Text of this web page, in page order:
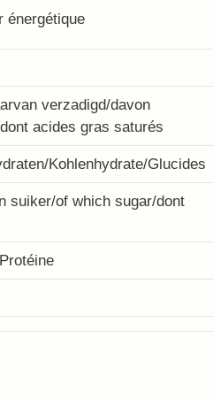
énergétique
verzadigd/davon
acides gras saturés
Kohlenhydrate/Glucides
suiker/of which sugar/dont